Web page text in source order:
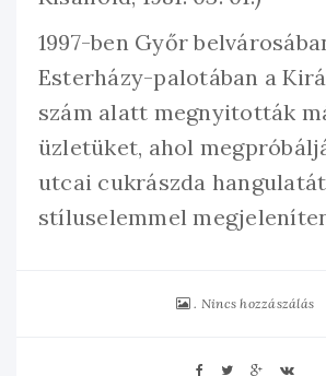
1997-ben Győr
Esterházy-palotában a
szám alatt megnyitották
üzletüket, ahol
utcai cukrászda
stíluselemmel
Nincs hozzászálás